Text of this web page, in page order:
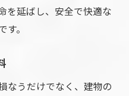
を延ばし、安全で快適な
。
なうだけでなく、建物の